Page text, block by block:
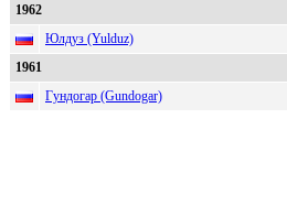
1962
Юлдуз (Yulduz)
1961
Гундогар (Gundogar)